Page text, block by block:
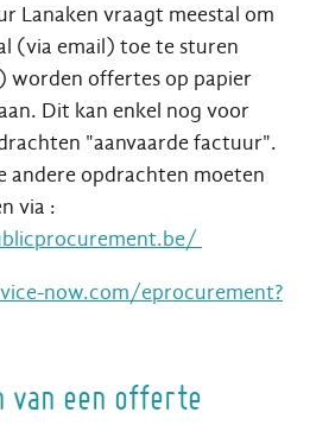
Lanaken vraagt meestal om
(via email) toe te sturen
worden offertes op papier
Dit kan enkel nog voor
"aanvaarde factuur".
andere opdrachten moeten
via :
now.com/eprocurement?
van een offerte